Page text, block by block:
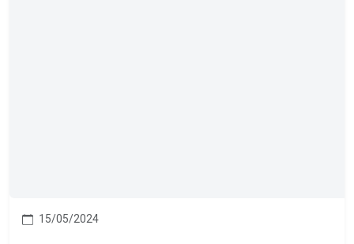
15/05/2024